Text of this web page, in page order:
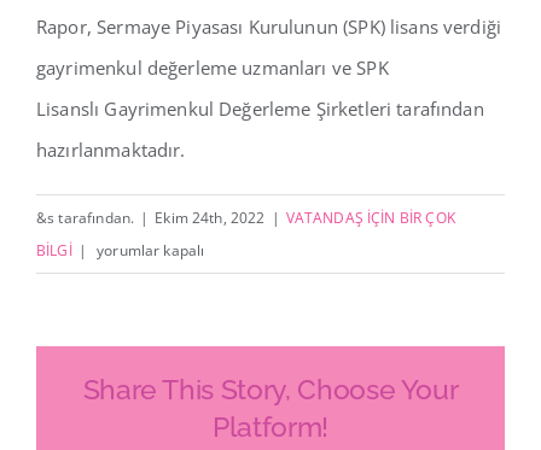
Rapor, Sermaye Piyasası Kurulunun (SPK) lisans verdiği
gayrimenkul değerleme uzmanları ve SPK
Lisanslı Gayrimenkul Değerleme Şirketleri tarafından
hazırlanmaktadır.
&s tarafından. | Ekim 24th, 2022 | VATANDAŞ İÇİN BİR ÇOK
BİLGİ |
EKSPERTİZ
için
yorumlar kapalı
Share This Story, Choose Your
Platform!